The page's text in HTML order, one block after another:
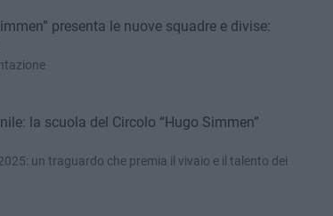
presenta le nuove squadre e divise:
la scuola del Circolo “Hugo Simmen”
un traguardo che premia il vivaio e il talento dei